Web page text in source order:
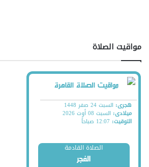
مواقيت الصلاة